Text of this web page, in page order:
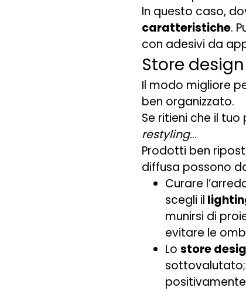
In questo caso,
caratteristiche.
con adesivi da
Store
Il modo migliore
ben organizzato.
Se ritieni che il
restyling…
Prodotti ben
diffusa possono
Curare
scegli il
munirsi di
evitare le
Lo store